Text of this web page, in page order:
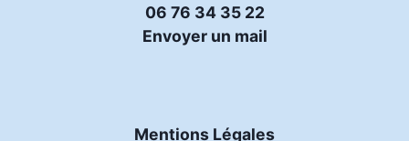
06 76 34 35 22
Envoyer un mail
Mentions Légales